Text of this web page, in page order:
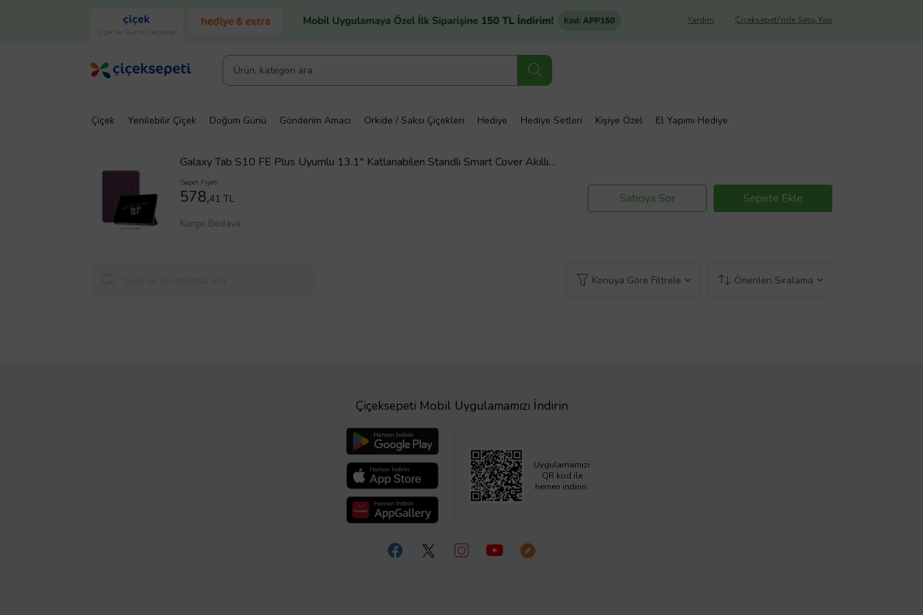
Çiçek ve Gurme Lezzetler
Çiçeksepeti'nde Satış Yap
Yardım
Çiçek Yenilebilir Çiçek Doğum Günü Gönderim Amacı Orkide / Saksı Çiçekleri Hediye Hediye Setleri Kişiye Özel El Yapımı Hediye
Galaxy Tab S10 FE Plus Uyumlu 13.1" Katlanabilen Standlı Smart Cover Akıllı
Tablet Kılıfı
Sepet Fiyatı
578,41 TL
Kargo Bedava
Satıcıya Sor Sepete Ekle
Konuya Göre Filtrele Önerilen Sıralama
Çiçeksepeti Mobil Uygulamamızı İndirin
Uygulamamızı
QR kod ile
hemen indirin.